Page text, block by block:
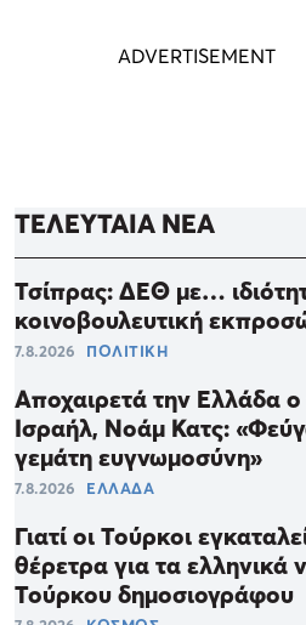
ΤΕΛΕΥΤΑΙΑ ΝΕΑ
Τσίπρας: ΔΕΘ με…
κοινοβουλευτική
7.8.2026 ΠΟΛΙΤΙΚΗ
Αποχαιρετά την Ελλάδα
Ισραήλ, Νοάμ Κατς:
γεμάτη ευγνωμοσύνη»
7.8.2026 ΕΛΛΑΔΑ
Γιατί οι Τούρκοι
θέρετρα για τα ελληνικά
Τούρκου δημοσιογράφου